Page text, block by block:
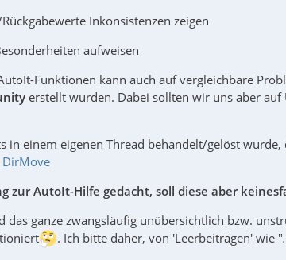
Inkonsistenzen zeigen
aufweisen
Funktionen kann auch auf vergleichbare
erstellt wurden. Dabei sollten wir uns aber auf
in einem eigenen Thread behandelt/gelöst
DirMove
zur AutoIt-Hilfe gedacht, soll diese aber
das ganze zwangsläufig unübersichtlich bzw.
. Ich bitte daher, von 'Leerbeiträgen' wie "